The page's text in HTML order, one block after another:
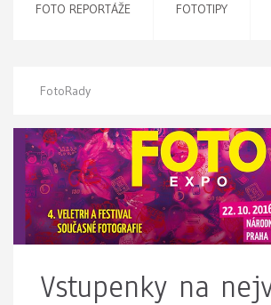
FOTO REPORTÁŽE FOTOTIPY
FotoRady
Vstupenky na